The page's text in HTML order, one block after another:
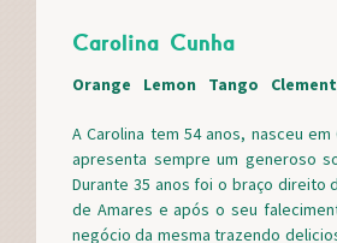
THANKS
FAQS
CONTACT
Carolina Cunha
Orange Lemon Tango
A Carolina tem 54 anos, nasceu em
apresenta sempre um generoso
Durante 35 anos foi o braço direito
de Amares e após o seu
negócio da mesma trazendo